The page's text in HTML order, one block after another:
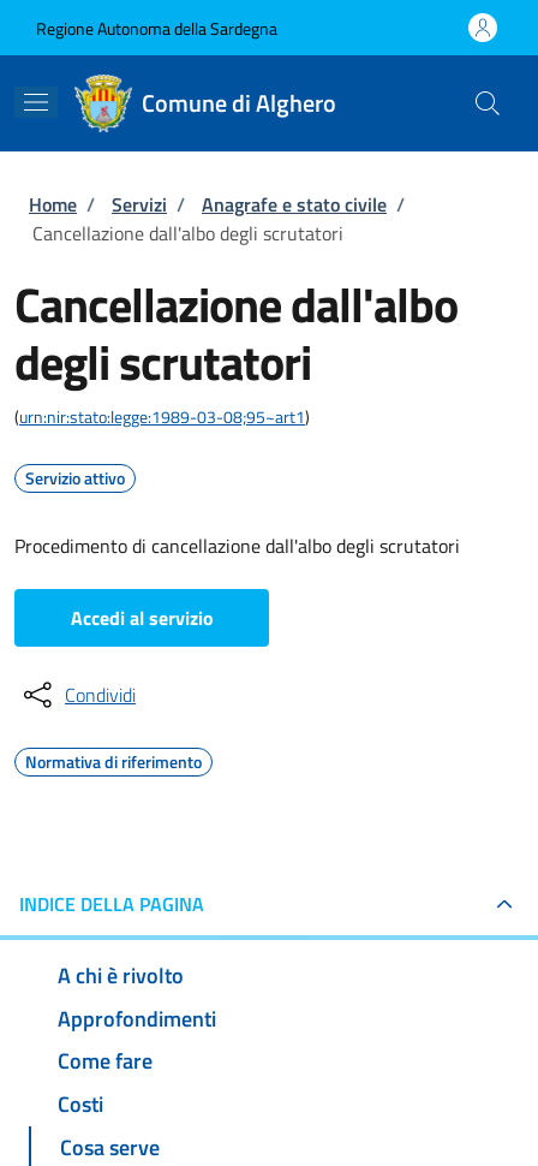
Regione Autonoma della Sardegna
Comune di Alghero
Briciole di pane
Home / Servizi / Anagrafe e stato civile /
Cancellazione dall'albo degli scrutatori
Cancellazione dall'albo
degli scrutatori
(urn:nir:stato:legge:1989-03-08;95~art1)
Servizio attivo
Procedimento di cancellazione dall'albo degli scrutatori
Accedi al servizio
Condividi
Normativa di riferimento
INDICE DELLA PAGINA
A chi è rivolto
Approfondimenti
Come fare
Costi
Cosa serve